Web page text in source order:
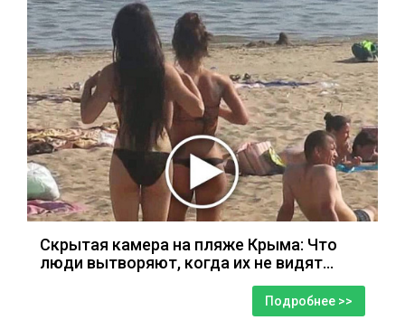
Скрытая камера на пляже Крыма: Что
люди вытворяют, когда их не видят...
Подробнее >>